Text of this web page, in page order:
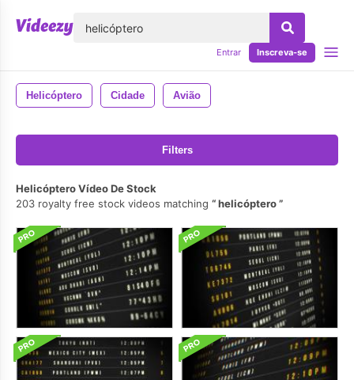
Entrar Inscreva-se
Helicóptero Cidade Avião
Filters
Helicóptero Vídeo De Stock
203 royalty free stock videos matching
helicóptero